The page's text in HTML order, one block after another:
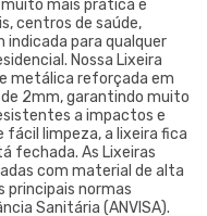
mais prática e
centros de saúde,
para qualquer
Nossa Lixeira
metálica reforçada em
2mm, garantindo muito
a impactos e
fácil limpeza, a lixeira fica
fechada. As Lixeiras
com material de alta
principais normas
Sanitária (ANVISA).